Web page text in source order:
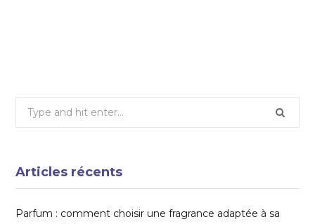
Search
Articles récents
Parfum : comment choisir une fragrance adaptée à sa